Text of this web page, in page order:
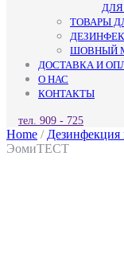
ТОВАРЫ
ШОВНЫЙ
ДОСТАВКА И
О НАС
КОНТАКТЫ
КНОПКА
ЗАКРЫТЬ
тел. 909 - 725
Home / Дезинфекция
ЭомиТЕСТ